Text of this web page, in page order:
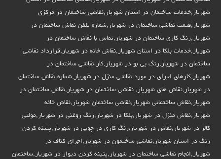
شهریار,خدمات ساختمان در استان شهریار,نقاشی ساختمان در مرکزی
شهریار,قیمت نقاشی ساختمان در شهریار,شماره تلفن نقاش ساختمان در
شهریار,رنگ کاری ساختمان در شهریار,تماس با نقاش ساختمان در
شهریار,خدمات بلکا در استان شهریار,نقاش خانه در شهریار,قرارداد نقاشی
ساختمان در شهریار,رنگ بی بو در شهریار,کار نقاشی ساختمان در
شهریار,کارهای اجرای در مورد نقاشی منزل در شهریار,شماره نقاش ساختمان
در شهریار,نقاش های شهریار, نقاشی ساختمان در شهریار,نقاش ساختمان در
شهریار,نقاش ساختمانی شهریار,نقاشی ساختمان شهریار,نقاش خانه
شهریار,نقاش منزل در شهریار,بلکا در شهریار,رنگ روغنی در شهریار,مولتی
کالر در شهریار,نقاش در شهریار،رنگ کاری در چوبی در شهریار,پتینه کردن
رنگ در استان شهریار,نقاشی ساختمون در شهریار,اجرای کناف در
شهریار,انجام نقاشی ساختمان در شهریار,پتینه کردن دیوار در شهریار,ساختمان